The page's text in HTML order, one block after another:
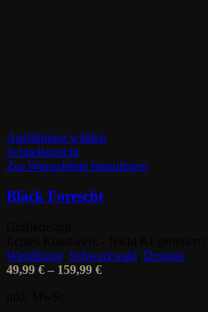
Ausführung wählen
weist
können
auf
Schnellansicht
Zur Wunschliste hinzufügen
Bläck Forescht
Wandkunst Schwarzwald Designs
49,99 € – 159,99 €